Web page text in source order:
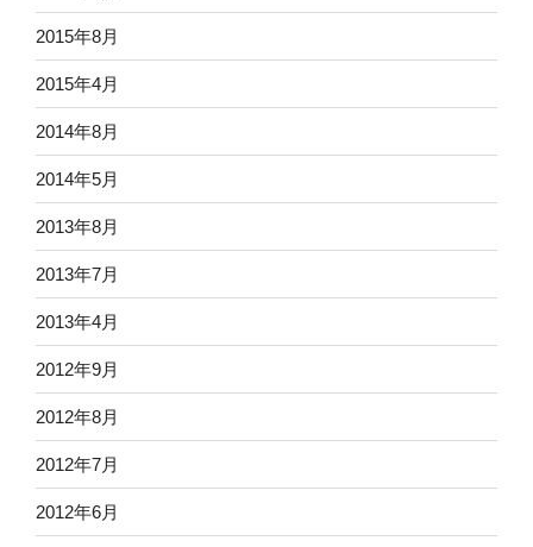
2015年8月
2015年4月
2014年8月
2014年5月
2013年8月
2013年7月
2013年4月
2012年9月
2012年8月
2012年7月
2012年6月